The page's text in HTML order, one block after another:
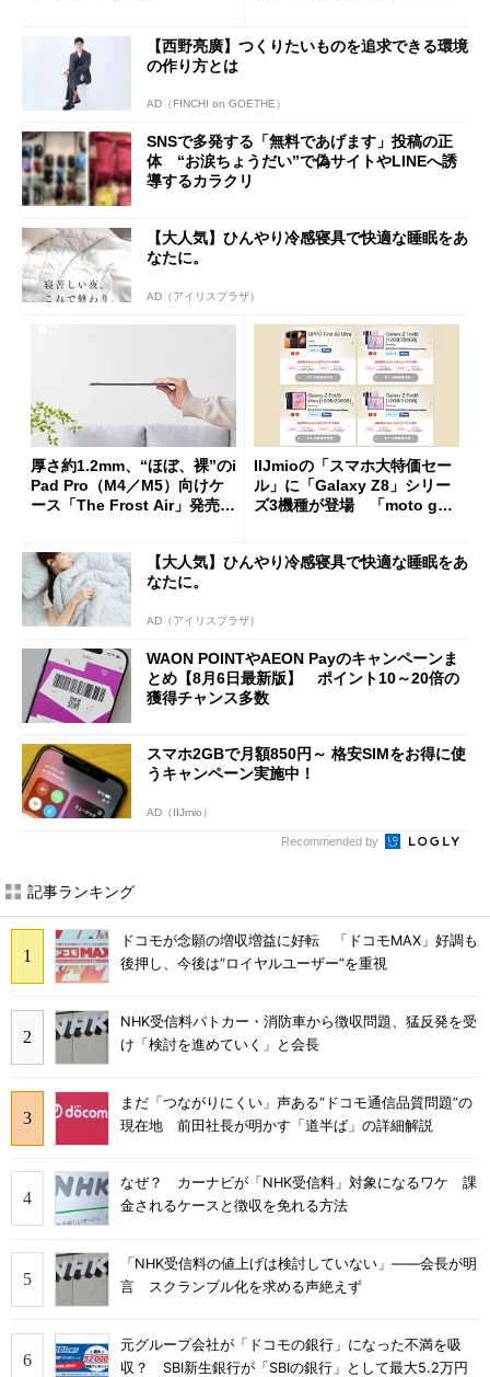
【西野亮廣】つくりたいものを追求できる環境
の作り方とは
AD（FINCHI on GOETHE）
SNSで多発する「無料であげます」投稿の正
体 “お涙ちょうだい”で偽サイトやLINEへ誘
導するカラクリ
【大人気】ひんやり冷感寝具で快適な睡眠をあ
なたに。
AD（アイリスプラザ）
厚さ約1.2mm、“ほぼ、裸”のi
Pad Pro（M4／M5）向けケ
ース「The Frost Air」発売
IIJmioの「スマホ大特価セー
ル」に「Galaxy Z8」シリー
ズ3機種が登場 「moto g37
【大人気】ひんやり冷感寝具で快適な睡眠をあ
なたに。
AD（アイリスプラザ）
WAON POINTやAEON Payのキャンペーンま
とめ【8月6日最新版】 ポイント10～20倍の
獲得チャンス多数
スマホ2GBで月額850円～ 格安SIMをお得に使
うキャンペーン実施中！
AD（IIJmio）
Recommended by
記事ランキング
ドコモが念願の増収増益に好転 「ドコモMAX」好調も
後押し、今後は“ロイヤルユーザー”を重視
NHK受信料パトカー・消防車から徴収問題、猛反発を受
け「検討を進めていく」と会長
まだ「つながりにくい」声ある“ドコモ通信品質問題”の
現在地 前田社長が明かす「道半ば」の詳細解説
なぜ？ カーナビが「NHK受信料」対象になるワケ 課
金されるケースと徴収を免れる方法
「NHK受信料の値上げは検討していない」――会長が明
言 スクランブル化を求める声絶えず
元グループ会社が「ドコモの銀行」になった不満を吸
収？ SBI新生銀行が「SBIの銀行」として最大5.2万円